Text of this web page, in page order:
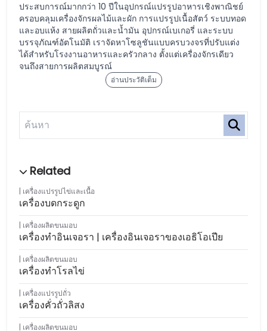
ประสบการณ์มากกว่า 10 ปีในอุปกรณ์แปรรูปอาหารเชิงพาณิชย์
ครอบคลุมเครื่องจักรผลไม้และผัก การแปรรูปเนื้อสัตว์ ระบบทอด
และอบแห้ง สายผลิตถั่วและน้ำมัน อุปกรณ์เบเกอรี่ และระบบ
บรรจุภัณฑ์อัตโนมัติ เราจัดหาโซลูชันแบบครบวงจรที่ปรับแต่ง
ได้สำหรับโรงงานอาหารและครัวกลาง ตั้งแต่เครื่องจักรเดียว
จนถึงสายการผลิตสมบูรณ์
อ่านประวัติเต็ม
เครื่องแปรรูปไข่และเนื้อ
เครื่องบดกระดูก
เครื่องผลิตขนมอบ
เครื่องทำอินเจอรา | เครื่องอินเจอราของเอธิโอเปีย
เครื่องผลิตขนมอบ
เครื่องทำโรลไข่
เครื่องแปรรูปถั่ว
เครื่องคั่วถั่วลิสง
เครื่องผลิตขนมอบ